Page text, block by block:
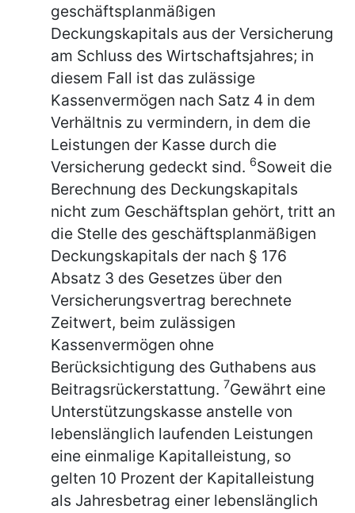
geschäftsplanmäßigen
Deckungskapitals aus der Versicherung
am Schluss des Wirtschaftsjahres; in
diesem Fall ist das zulässige
Kassenvermögen nach Satz 4 in dem
Verhältnis zu vermindern, in dem die
Leistungen der Kasse durch die
Versicherung gedeckt sind. 6Soweit die
Berechnung des Deckungskapitals
nicht zum Geschäftsplan gehört, tritt an
die Stelle des geschäftsplanmäßigen
Deckungskapitals der nach § 176
Absatz 3 des Gesetzes über den
Versicherungsvertrag berechnete
Zeitwert, beim zulässigen
Kassenvermögen ohne
Berücksichtigung des Guthabens aus
Beitragsrückerstattung. 7Gewährt eine
Unterstützungskasse anstelle von
lebenslänglich laufenden Leistungen
eine einmalige Kapitalleistung, so
gelten 10 Prozent der Kapitalleistung
als Jahresbetrag einer lebenslänglich